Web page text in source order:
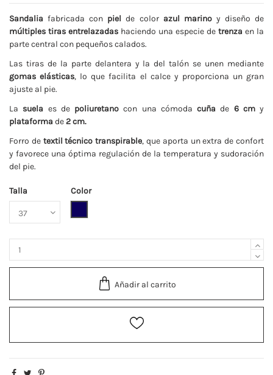
Sandalia fabricada con piel de color azul marinoy diseño de
múltiples tiras entrelazadas haciendo una especie de trenza en la
parte central con pequeños calados.
Las tiras de la parte delantera y la del talón se unen mediante
gomas elásticas, lo que facilita el calce y proporciona un gran
ajuste al pie.
La suela es de poliuretanocon una cómoda cuña de 6 cmy
plataforma de 2 cm.
Forro detextil técnico transpirable, que aporta un extra de confort
y favorece una óptima regulación de la temperatura y sudoración
del pie.
Talla
Color
Añadir al carrito